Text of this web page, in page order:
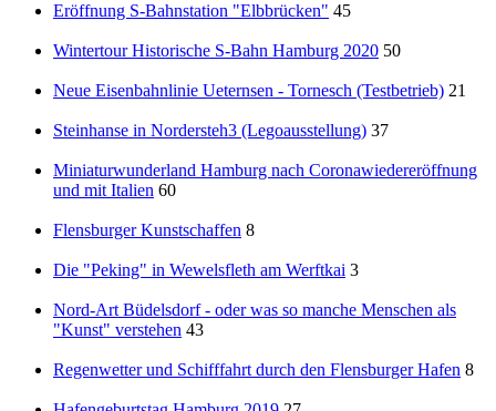
Eröffnung S-Bahnstation "Elbbrücken" 45
Wintertour Historische S-Bahn Hamburg 2020 50
Neue Eisenbahnlinie Ueternsen - Tornesch (Testbetrieb) 21
Steinhanse in Nordersteh3 (Legoausstellung) 37
Miniaturwunderland Hamburg nach Coronawiedereröffnung
und mit Italien 60
Flensburger Kunstschaffen 8
Die "Peking" in Wewelsfleth am Werftkai 3
Nord-Art Büdelsdorf - oder was so manche Menschen als
"Kunst" verstehen 43
Regenwetter und Schifffahrt durch den Flensburger Hafen 8